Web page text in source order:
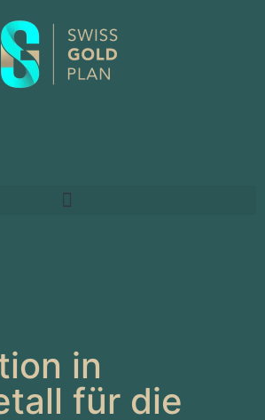
in
für die